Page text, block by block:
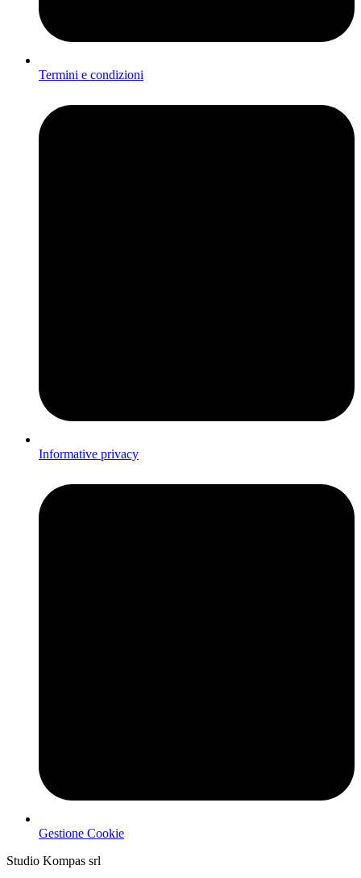
Termini e condizioni
Informative privacy
Gestione Cookie
Studio Kompas srl